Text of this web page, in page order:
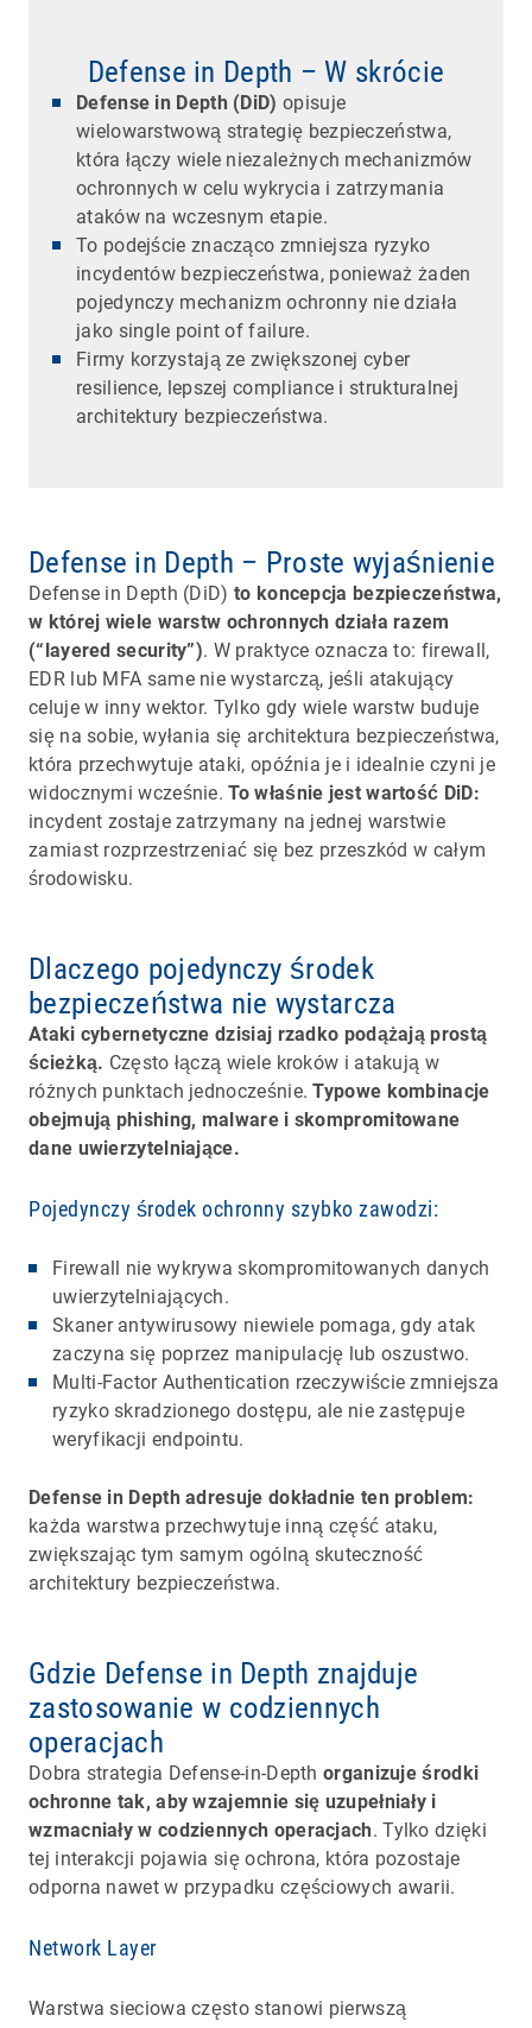
Defense in Depth – W skrócie
Defense in Depth (DiD) opisuje
wielowarstwową strategię bezpieczeństwa,
która łączy wiele niezależnych mechanizmów
ochronnych w celu wykrycia i zatrzymania
ataków na wczesnym etapie.
To podejście znacząco zmniejsza ryzyko
incydentów bezpieczeństwa, ponieważ żaden
pojedynczy mechanizm ochronny nie działa
jako single point of failure.
Firmy korzystają ze zwiększonej cyber
resilience, lepszej compliance i strukturalnej
architektury bezpieczeństwa.
Defense in Depth – Proste wyjaśnienie
Defense in Depth (DiD) to koncepcja bezpieczeństwa,
w której wiele warstw ochronnych działa razem
(“layered security”). W praktyce oznacza to: firewall,
EDR lub MFA same nie wystarczą, jeśli atakujący
celuje w inny wektor. Tylko gdy wiele warstw buduje
się na sobie, wyłania się architektura bezpieczeństwa,
która przechwytuje ataki, opóźnia je i idealnie czyni je
widocznymi wcześnie.To właśnie jest wartość DiD:
incydent zostaje zatrzymany na jednej warstwie
zamiast rozprzestrzeniać się bez przeszkód w całym
środowisku.
Dlaczego pojedynczy środek
bezpieczeństwa nie wystarcza
Ataki cybernetyczne dzisiaj rzadko podążają prostą
ścieżką. Często łączą wiele kroków i atakują w
różnych punktach jednocześnie.Typowe kombinacje
obejmują phishing, malware i skompromitowane
dane uwierzytelniające.
Pojedynczy środek ochronny szybko zawodzi:
Firewall nie wykrywa skompromitowanych danych
uwierzytelniających.
Skaner antywirusowy niewiele pomaga, gdy atak
zaczyna się poprzez manipulację lub oszustwo.
Multi-Factor Authentication rzeczywiście zmniejsza
ryzyko skradzionego dostępu, ale nie zastępuje
weryfikacji endpointu.
Defense in Depth adresuje dokładnie ten problem:
każda warstwa przechwytuje inną część ataku,
zwiększając tym samym ogólną skuteczność
architektury bezpieczeństwa.
Gdzie Defense in Depth znajduje
zastosowanie w codziennych
operacjach
Dobra strategia Defense-in-Depthorganizuje środki
ochronne tak, aby wzajemnie się uzupełniały i
wzmacniały w codziennych operacjach. Tylko dzięki
tej interakcji pojawia się ochrona, która pozostaje
odporna nawet w przypadku częściowych awarii.
Network Layer
Warstwa sieciowa często stanowi pierwszą